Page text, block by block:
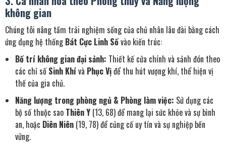
không gian
Chúng tôi nâng tầm trải nghiệm sống của chủ nhân lâu đài bằng cách
ứng dụng hệ thốngBát Cực Linh Sốvào kiến trúc:
Bố trí không gian đại sảnh: Thiết kế cửa chính và sảnh đón theo
các chỉ sốSinh Khívà Phục Vịđể thu hút vượng khí, thể hiện vị
thế của gia chủ.
Năng lượng trong phòng ngủ & Phòng làm việc: Sử dụng các
bộ số thuộc sao Thiên Y (13, 68) để mang lại sức khỏe và sự bình
an, hoặc Diên Niên (19, 78) để củng cố uy tín và sự nghiệp bền
vững.